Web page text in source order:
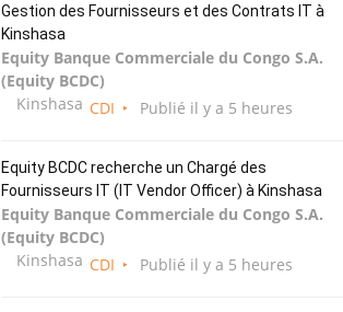
Gestion des Fournisseurs et des Contrats IT à
Kinshasa
Equity Banque Commerciale du Congo S.A.
(Equity BCDC)
Kinshasa CDI Publié il y a 5 heures
Equity BCDC recherche un Chargé des
Fournisseurs IT (IT Vendor Officer) à Kinshasa
Equity Banque Commerciale du Congo S.A.
(Equity BCDC)
Kinshasa CDI Publié il y a 5 heures